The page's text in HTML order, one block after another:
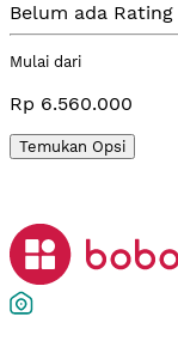
Belum ada Rating
Mulai dari
Rp 6.560.000
Temukan Opsi